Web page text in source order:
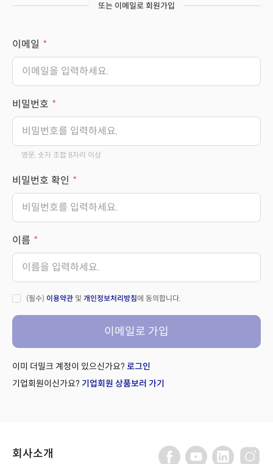
또는 이메일로 회원가입
이메일
비밀번호
영문, 숫자 조합 8자리 이상
비밀번호 확인
이름
(필수) 이용약관 및 개인정보처리방침에 동의합니다.
이메일로 가입
이미 더밀크 계정이 있으신가요? 로그인
기업회원이신가요? 기업회원 상품보러 가기
회사소개